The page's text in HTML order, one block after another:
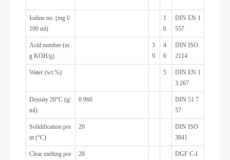
Iodine no. (mg I/
100 ml)
1
0
DIN EN 1
557
Acid number (m
g KOH/g)
3
9
4
6
DIN ISO
2114
Water (wt.%) 5
DIN EN 1
3 267
Density 20°C (g/
ml)
0.960
DIN 51 7
57
Solidification poi
nt (°C)
20
DIN ISO
3841
Clear melting poi
28
DGF C-I